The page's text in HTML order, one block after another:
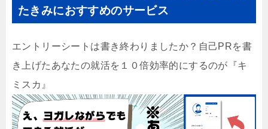
たきみにおすすめのサービス
エントリーシートは書き終わりましたか？自己PRを書
き上げたあなたの就活を１０倍効率的にするのが『キ
ミスカ』